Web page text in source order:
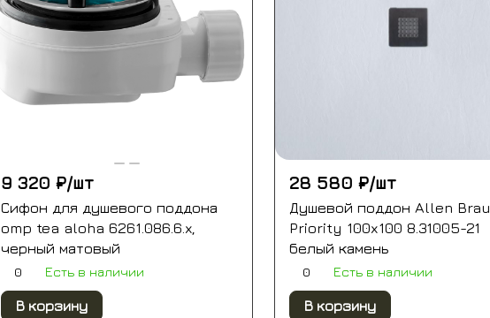
9 320 ₽/шт
Сифон для душевого поддона
omp tea aloha 6261.086.6.x,
черный матовый
0 Есть в наличии
В корзину
28 580 ₽/шт
Душевой поддон Allen Brau
Priority 100x100 8.31005-21
белый камень
0 Есть в наличии
В корзину